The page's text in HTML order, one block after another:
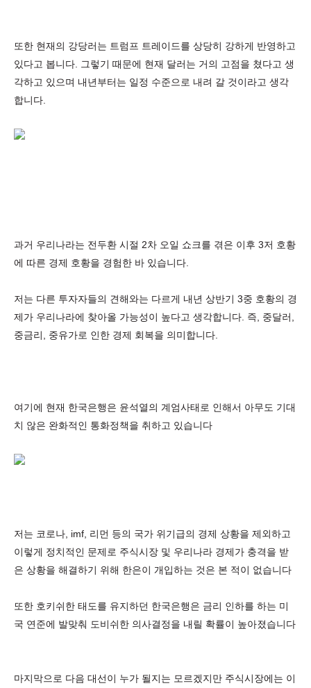
또한 현재의 강당러는 트럼프 트레이드를 상당히 강하게 반영하고
있다고 봅니다. 그렇기 때문에 현재 달러는 거의 고점을 쳤다고 생
각하고 있으며 내년부터는 일정 수준으로 내려 갈 것이라고 생각
합니다.
과거 우리나라는 전두환 시절 2차 오일 쇼크를 겪은 이후 3저 호황
에 따른 경제 호황을 경험한 바 있습니다.
저는 다른 투자자들의 견해와는 다르게 내년 상반기 3중 호황의 경
제가 우리나라에 찾아올 가능성이 높다고 생각합니다. 즉, 중달러,
중금리, 중유가로 인한 경제 회복을 의미합니다.
여기에 현재 한국은행은 윤석열의 계엄사태로 인해서 아무도 기대
치 않은 완화적인 통화정책을 취하고 있습니다
저는 코로나, imf, 리먼 등의 국가 위기급의 경제 상황을 제외하고
이렇게 정치적인 문제로 주식시장 및 우리나라 경제가 충격을 받
은 상황을 해결하기 위해 한은이 개입하는 것은 본 적이 없습니다
또한 호키쉬한 태도를 유지하던 한국은행은 금리 인하를 하는 미
국 연준에 발맞춰 도비쉬한 의사결정을 내릴 확률이 높아졌습니다
마지막으로 다음 대선이 누가 될지는 모르겠지만 주식시장에는 이